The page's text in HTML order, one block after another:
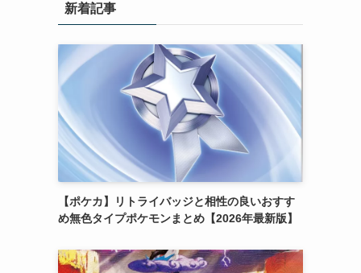
新着記事
【ポケカ】リトライバッジと相性の良いおすす
め無色タイプポケモンまとめ【2026年最新版】